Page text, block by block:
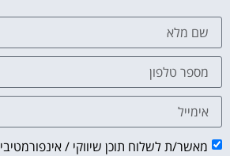
לחצו
מאשר/ת לשלוח תוכן שיווקי / אינפורמטיבי